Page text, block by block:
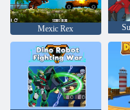
Mexic Rex